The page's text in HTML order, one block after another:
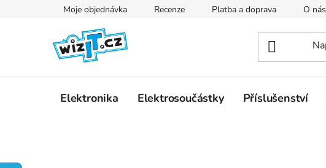
Moje objednávka Recenze Platba a doprava O nás
Elektronika Elektrosoučástky Příslušenství